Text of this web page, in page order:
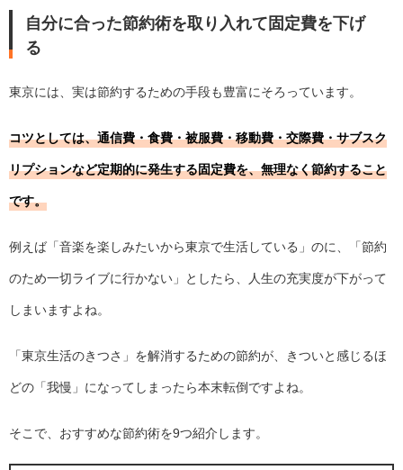
自分に合った節約術を取り入れて固定費を下げ
る
東京には、実は節約するための手段も豊富にそろっています。
コツとしては、通信費・食費・被服費・移動費・交際費・サブスク
リプションなど定期的に発生する固定費を、無理なく節約すること
です。
例えば「音楽を楽しみたいから東京で生活している」のに、「節約
のため一切ライブに行かない」としたら、人生の充実度が下がって
しまいますよね。
「東京生活のきつさ」を解消するための節約が、きついと感じるほ
どの「我慢」になってしまったら本末転倒ですよね。
そこで、おすすめな節約術を9つ紹介します。